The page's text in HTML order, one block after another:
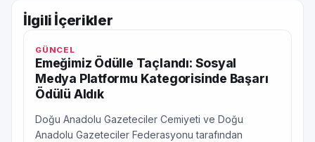
İlgili İçerikler
GÜNCEL
Emeğimiz Ödülle Taçlandı: Sosyal
Medya Platformu Kategorisinde Başarı
Ödülü Aldık
Doğu Anadolu Gazeteciler Cemiyeti ve Doğu
Anadolu Gazeteciler Federasyonu tarafından